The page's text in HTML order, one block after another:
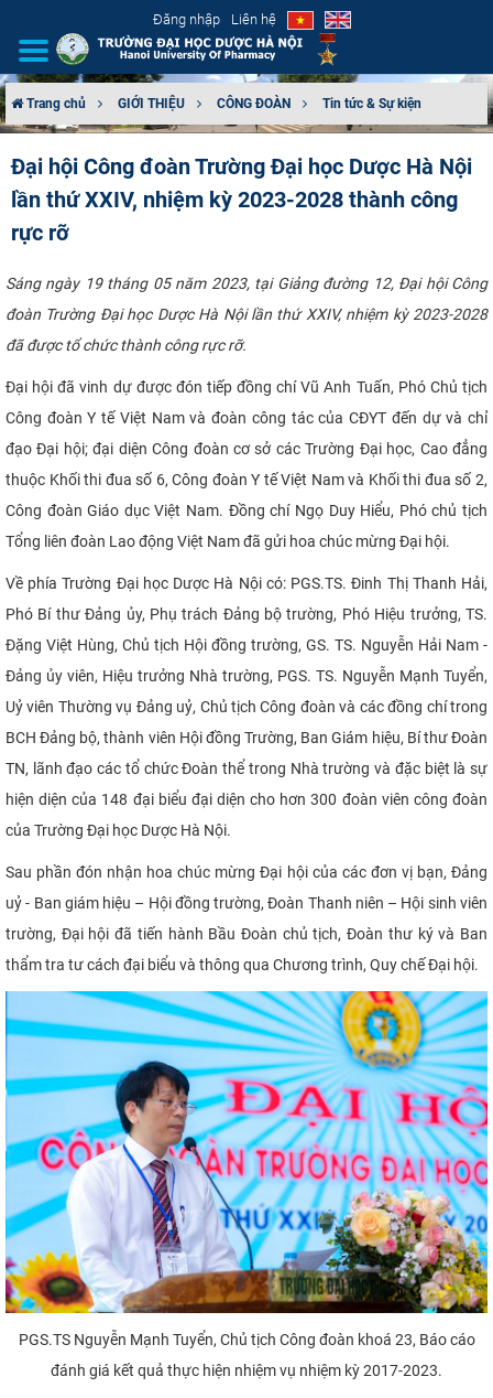
Đăng nhập Liên hệ
CƠ CẤU TỔ CHỨC
TUYỂN SINH
ĐÀO TẠO
ĐẢM BẢO CHẤT LƯỢNG
KHOA HỌC CÔNG NGHỆ
HTQT
CỰU NGƯỜI HỌC
Trang chủ GIỚI THIỆU CÔNG ĐOÀN Tin tức & Sự kiện
Đại hội Công đoàn Trường Đại học Dược Hà Nội
lần thứ XXIV, nhiệm kỳ 2023-2028 thành công
rực rỡ
Sáng ngày 19 tháng 05 năm 2023, tại Giảng đường 12, Đại hội Công
đoàn Trường Đại học Dược Hà Nội lần thứ XXIV, nhiệm kỳ 2023-2028
đã được tổ chức thành công rực rỡ.
Đại hội đã vinh dự được đón tiếp đồng chí Vũ Anh Tuấn, Phó Chủ tịch
Công đoàn Y tế Việt Nam và đoàn công tác của CĐYT đến dự và chỉ
đạo Đại hội; đại diện Công đoàn cơ sở các Trường Đại học, Cao đẳng
thuộc Khối thi đua số 6, Công đoàn Y tế Việt Nam và Khối thi đua số 2,
Công đoàn Giáo dục Việt Nam. Đồng chí Ngọ Duy Hiểu, Phó chủ tịch
Tổng liên đoàn Lao động Việt Nam đã gửi hoa chúc mừng Đại hội.
Về phía Trường Đại học Dược Hà Nội có: PGS.TS. Đinh Thị Thanh Hải,
Phó Bí thư Đảng ủy, Phụ trách Đảng bộ trường, Phó Hiệu trưởng, TS.
Đặng Việt Hùng, Chủ tịch Hội đồng trường, GS. TS. Nguyễn Hải Nam -
Đảng ủy viên, Hiệu trưởng Nhà trường, PGS. TS. Nguyễn Mạnh Tuyển,
Uỷ viên Thường vụ Đảng uỷ, Chủ tịch Công đoàn và các đồng chí trong
BCH Đảng bộ, thành viên Hội đồng Trường, Ban Giám hiệu, Bí thư Đoàn
TN, lãnh đạo các tổ chức Đoàn thể trong Nhà trường và đặc biệt là sự
hiện diện của 148 đại biểu đại diện cho hơn 300 đoàn viên công đoàn
của Trường Đại học Dược Hà Nội.
Sau phần đón nhận hoa chúc mừng Đại hội của các đơn vị bạn, Đảng
uỷ - Ban giám hiệu – Hội đồng trường, Đoàn Thanh niên – Hội sinh viên
trường, Đại hội đã tiến hành Bầu Đoàn chủ tịch, Đoàn thư ký và Ban
thẩm tra tư cách đại biểu và thông qua Chương trình, Quy chế Đại hội.
PGS.TS Nguyễn Mạnh Tuyển, Chủ tịch Công đoàn khoá 23, Báo cáo
đánh giá kết quả thực hiện nhiệm vụ nhiệm kỳ 2017-2023.